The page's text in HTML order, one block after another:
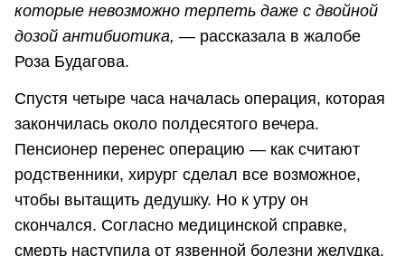
которые невозможно терпеть даже с двойной
дозой антибиотика, — рассказала в жалобе
Роза Будагова.
Спустя четыре часа началась операция, которая
закончилась около полдесятого вечера.
Пенсионер перенес операцию — как считают
родственники, хирург сделал все возможное,
чтобы вытащить дедушку. Но к утру он
скончался. Согласно медицинской справке,
смерть наступила от язвенной болезни желудка.